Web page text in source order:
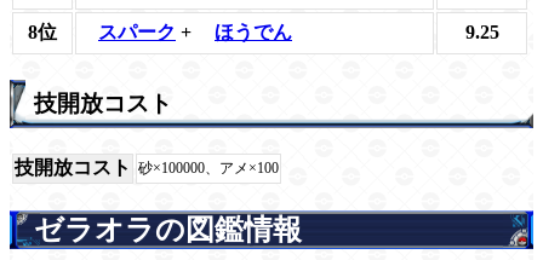
8位 スパーク + ほうでん 9.25
技開放コスト
技開放コスト 砂×100000、アメ×100
ゼラオラの図鑑情報